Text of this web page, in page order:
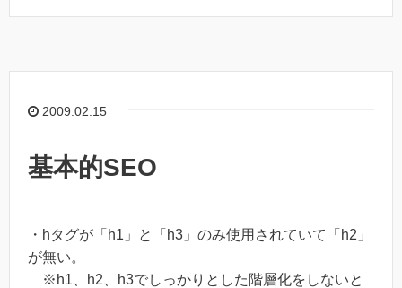
2009.02.15
基本的SEO
・hタグが「h1」と「h3」のみ使用されていて「h2」
が無い。
※h1、h2、h3でしっかりとした階層化をしないと